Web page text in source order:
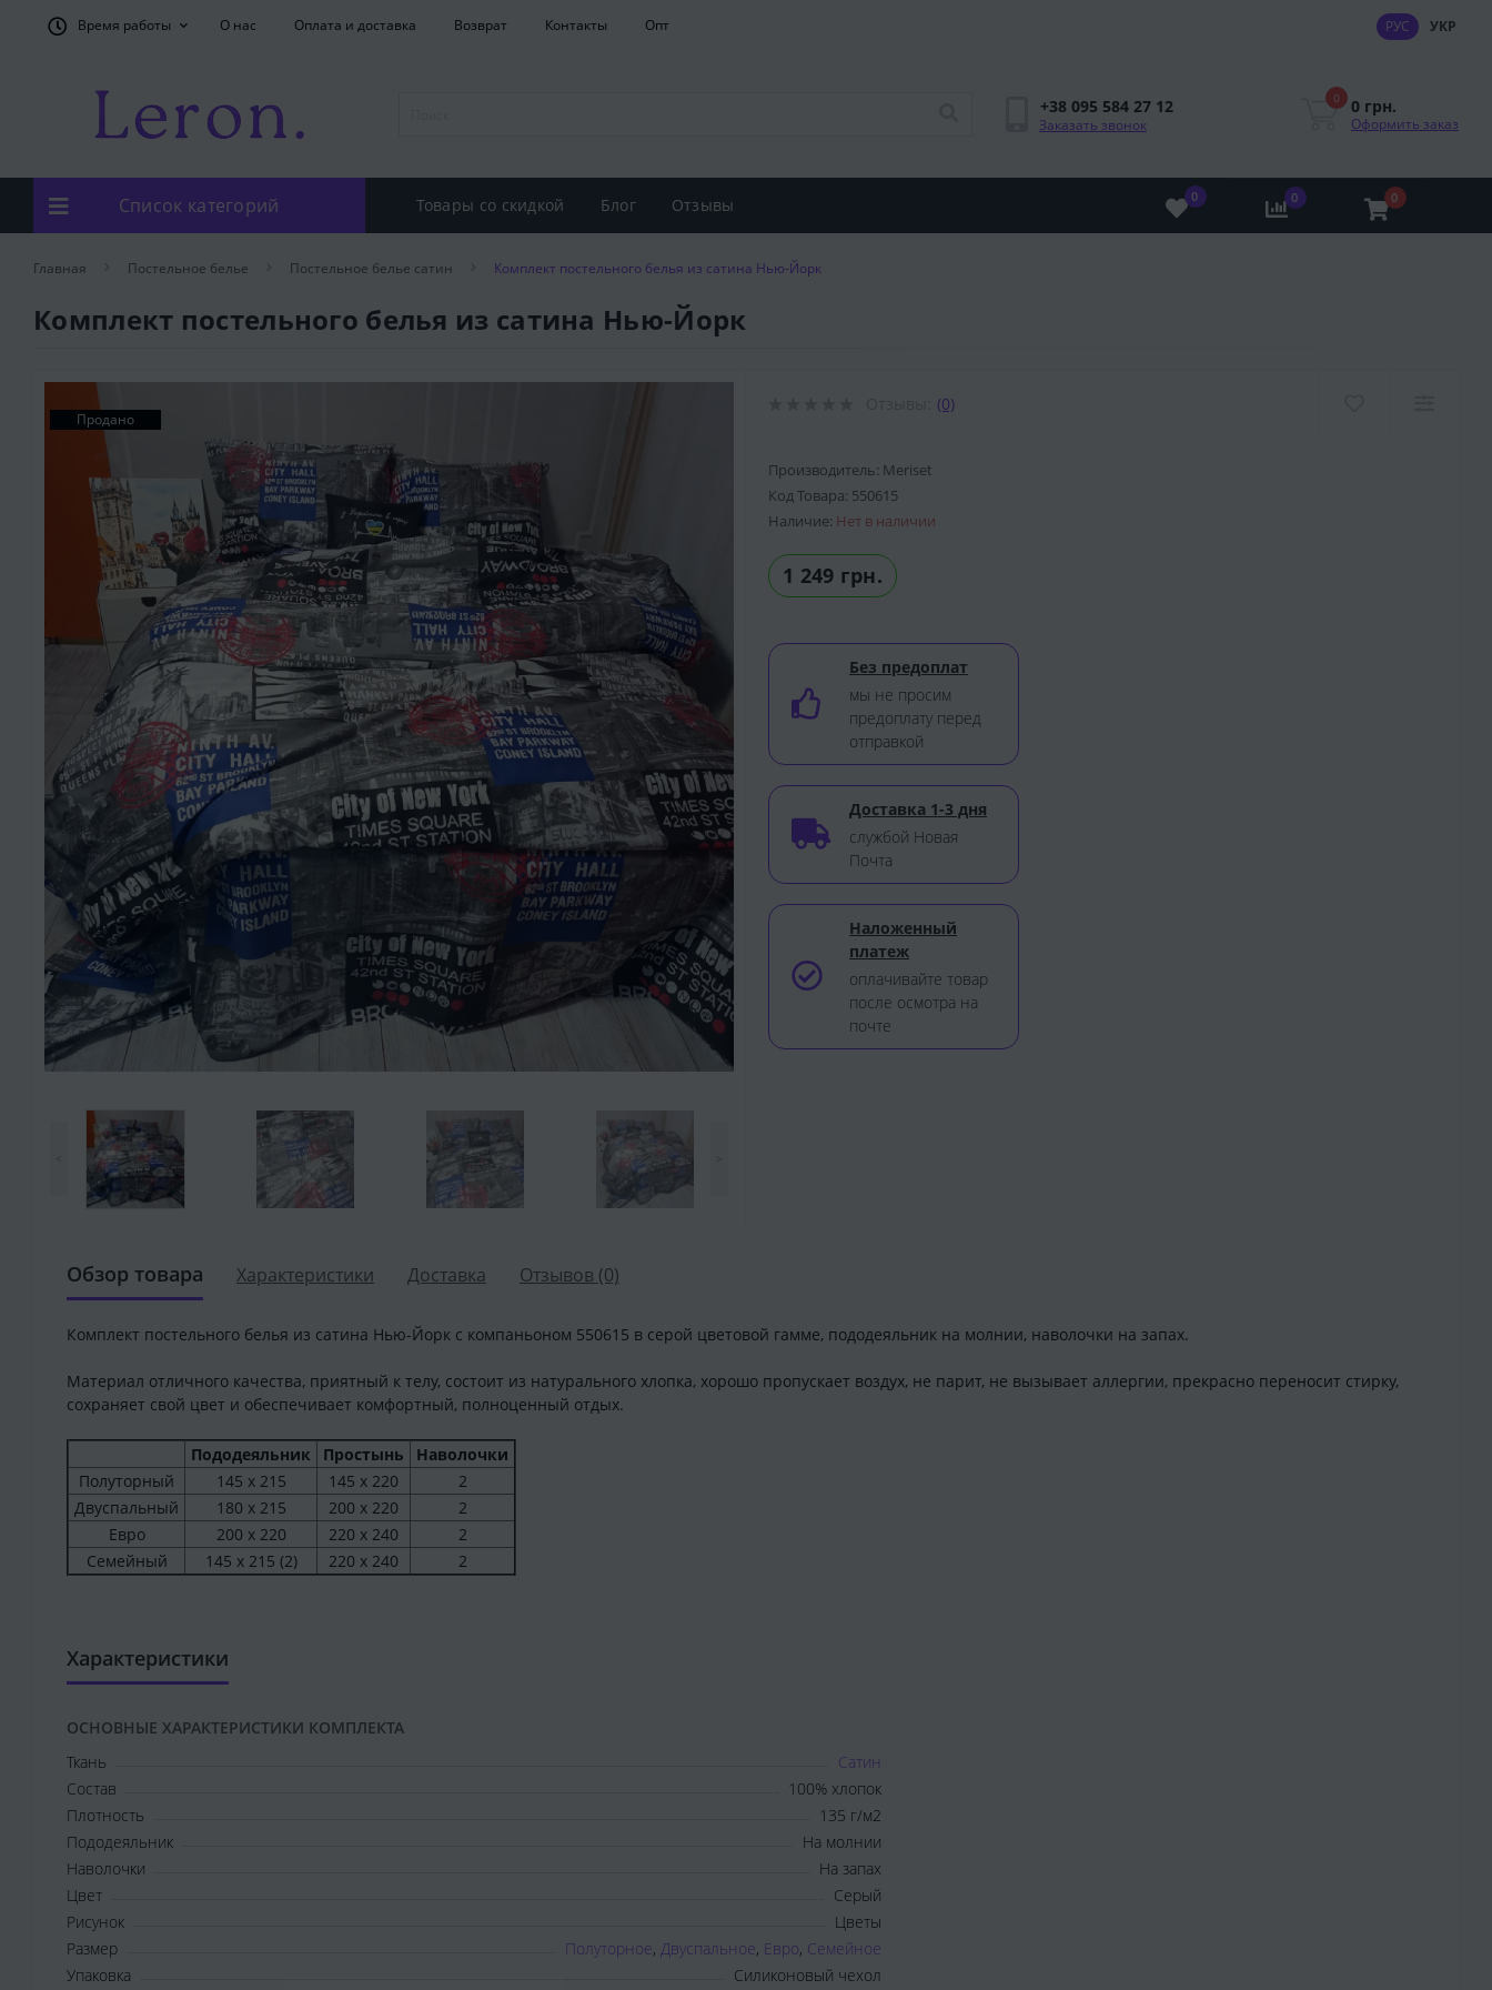
Время работы О нас Оплата и доставка Возврат Контакты Опт РУС УКР
+38 095 584 27 12
Заказать звонок
0 0 грн.
Оформить заказ
Список категорий Товары со скидкой Блог Отзывы 0 0 0
Главная Постельное белье Постельное белье сатин Комплект постельного белья из сатина Нью-Йорк
Комплект постельного белья из сатина Нью-Йорк
Продано
(0)
Производитель: Meriset
Код Товара: 550615
Наличие: Нет в наличии
1 249 грн.
Без предоплат
мы не просим
предоплату перед
отправкой
Доставка 1-3 дня
службой Новая
Почта
Наложенный
платеж
оплачивайте товар
после осмотра на
почте
Обзор товара Характеристики Доставка Отзывов (0)
Комплект постельного белья из сатина Нью-Йорк с компаньоном 550615 в серой цветовой гамме, пододеяльник на молнии, наволочки на запах.
Материал отличного качества, приятный к телу, состоит из натурального хлопка, хорошо пропускает воздух, не парит, не вызывает аллергии, прекрасно переносит стирку,
сохраняет свой цвет и обеспечивает комфортный, полноценный отдых.
Пододеяльник Простынь
Наволочки
Полуторный
145 х 215 145 х 220
2
Двуспальный
180 х 215 200 х 220
2
Евро
200 х 220 220 х 240
2
Семейный
145 х 215 (2) 220 х 240 2
Характеристики
ОСНОВНЫЕ ХАРАКТЕРИСТИКИ КОМПЛЕКТА
Ткань
Сатин
Состав
100% хлопок
Плотность
135 г/м2
Пододеяльник
На молнии
Наволочки
На запах
Цвет
Серый
Рисунок
Цветы
Размер
Полуторное,Двуспальное, Евро, Семейное
Упаковка
Силиконовый чехол